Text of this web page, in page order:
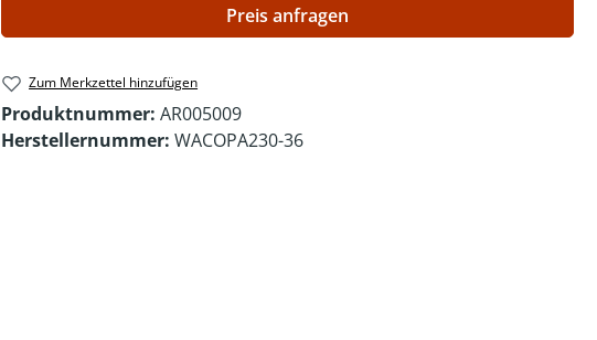
Preis anfragen
Zum Merkzettel hinzufügen
Produktnummer: AR005009
Herstellernummer: WACOPA230-36